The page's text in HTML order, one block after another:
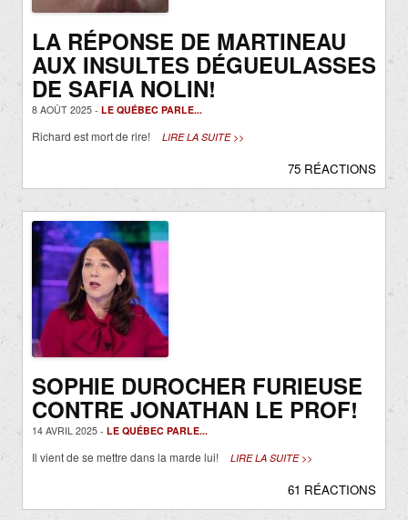
LA RÉPONSE DE MARTINEAU
AUX INSULTES DÉGUEULASSES
DE SAFIA NOLIN!
8 AOÛT 2025 - LE QUÉBEC PARLE...
Richard est mort de rire! LIRE LA SUITE >>
75 RÉACTIONS
SOPHIE DUROCHER FURIEUSE
CONTRE JONATHAN LE PROF!
14 AVRIL 2025 - LE QUÉBEC PARLE...
Il vient de se mettre dans la marde lui! LIRE LA SUITE >>
61 RÉACTIONS